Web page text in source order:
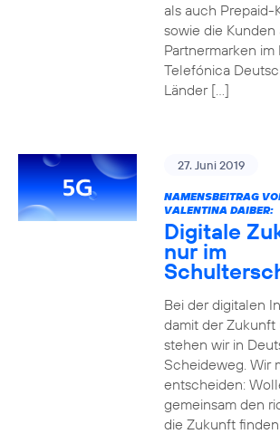
als auch Prepaid-
sowie die Kunden
Partnermarken im
Telefónica
Länder […]
27. Juni 2019
NAMENSBEITRAG
VALENTINA DAIBER:
Digitale
nur im
Bei der digitalen
damit der Zukunft
stehen wir in
Scheideweg. Wir
entscheiden:
gemeinsam den
die Zukunft